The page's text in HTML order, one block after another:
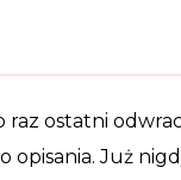
raz ostatni
Już